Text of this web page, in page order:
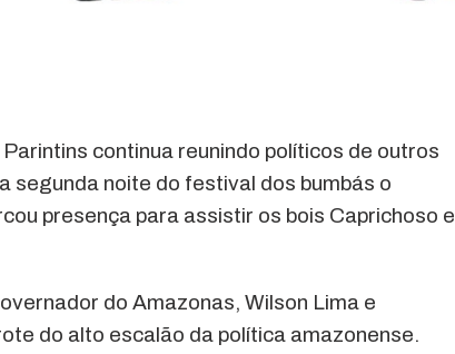
continua reunindo políticos de outros
segunda noite do festival dos bumbás o
presença para assistir os bois Caprichoso e
do Amazonas, Wilson Lima e
do alto escalão da política amazonense.